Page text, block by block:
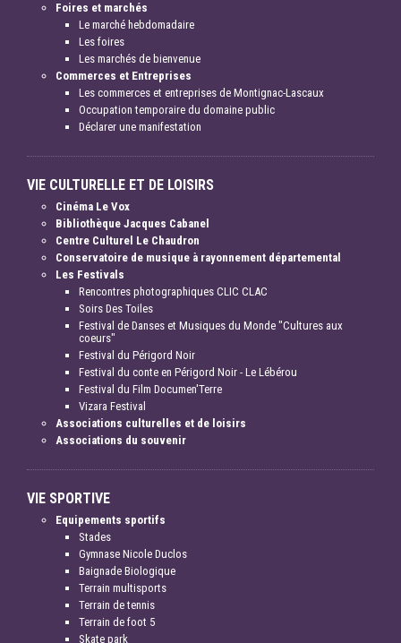
Foires et marchés
Le marché hebdomadaire
Les foires
Les marchés de bienvenue
Commerces et Entreprises
Les commerces et entreprises de Montignac-Lascaux
Occupation temporaire du domaine public
Déclarer une manifestation
VIE CULTURELLE ET DE LOISIRS
Cinéma Le Vox
Bibliothèque Jacques Cabanel
Centre Culturel Le Chaudron
Conservatoire de musique à rayonnement départemental
Les Festivals
Rencontres photographiques CLIC CLAC
Soirs Des Toiles
Festival de Danses et Musiques du Monde "Cultures aux
coeurs"
Festival du Périgord Noir
Festival du conte en Périgord Noir - Le Lébérou
Festival du Film Documen'Terre
Vizara Festival
Associations culturelles et de loisirs
Associations du souvenir
VIE SPORTIVE
Equipements sportifs
Stades
Gymnase Nicole Duclos
Baignade Biologique
Terrain multisports
Terrain de tennis
Terrain de foot 5
Skate park